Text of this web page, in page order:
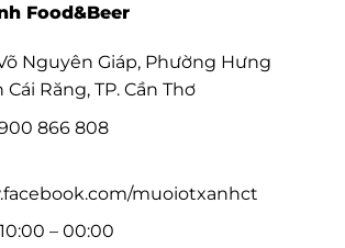
Food&Beer
Nguyên Giáp, Phường Hưng
Răng, TP. Cần Thơ
866 808
muoiotxanhct
– 00:00